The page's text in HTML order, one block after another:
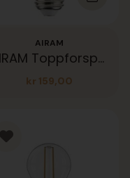
AIRAM
AIRAM Toppforspeilet Sølv E27 7W 680lm 27K
kr 159,00